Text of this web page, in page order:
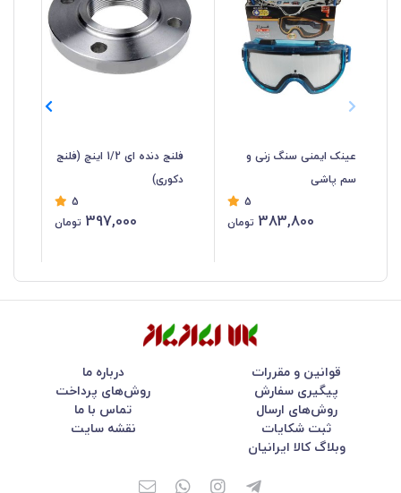
عینک ایمنی سنگ زنی و
سم پاشی
5
383,800 تومان
فلنج دنده ای 1/2 اینچ (فلنج
دکوری)
5
397,000 تومان
قوانین و مقررات
درباره ما
پیگیری سفارش
روش‌های پرداخت
روش‌های ارسال
تماس با ما
ثبت شکایات
نقشه سایت
وبلاگ کالا ایرانیان